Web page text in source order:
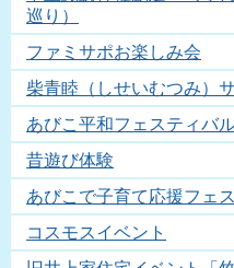
巡り）
ファミサポお楽しみ会
柴青睦（しせいむつみ）
あびこ平和フェスティバ
昔遊び体験
あびこで子育て応援フェ
コスモスイベント